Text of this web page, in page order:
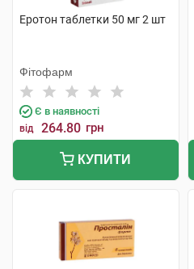
Еротон таблетки 50 мг 2 шт
Фітофарм
Є в наявності
від 264.80 грн
КУПИТИ